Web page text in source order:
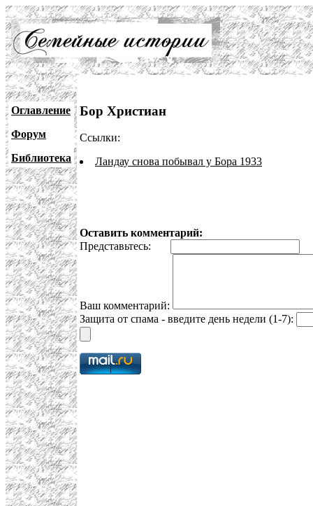
Оглавление
Форум
Библиотека
Бор Христиан
Ссылки:
Ландау снова побывал у Бора 1933
Оставить комментарий:
Представьтесь:
Ваш комментарий:
Защита от спама - введите день недели (1-7):